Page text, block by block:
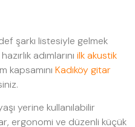
şarkı listesiyle gelmek
adımlarını ilk akustik
kapsamını Kadıköy gitar
yerine kullanılabilir
ergonomi ve düzenli küçük